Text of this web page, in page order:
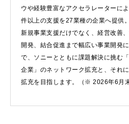
ウや経験豊富なアクセラレーターに
件以上の支援を27業種の企業へ提供。
新規事業支援だけでなく、経営改善
開発、結合促進まで幅広い事業開発
で、ソニーとともに課題解決に挑む
企業」のネットワーク拡充と、それ
拡充を目指します。（※ 2026年6月末